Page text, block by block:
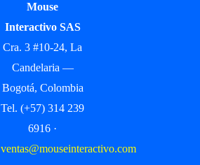
Mouse
Interactivo SAS
Cra. 3 #10-24, La
Candelaria —
Bogotá, Colombia
Tel. (+57) 314 239
6916 ·
ventas@mouseinteractivo.com